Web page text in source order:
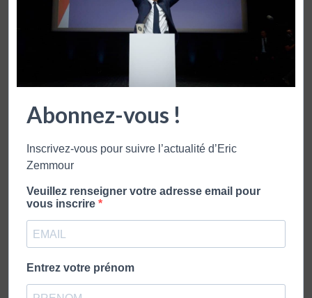
ç’est pas un cave, il décidera ,quand sa pouliche , a 5 contre
RÉPONDRE
19 février 2022 - 18 h 19 min
Chiotti, cause toujours….
CAMERON
20 février 2022 - 22 h 27 min
Abonnez-vous !
Inscrivez-vous pour suivre l’actualité d’Eric
Zemmour
Veuillez renseigner votre adresse email pour
vous inscrire
Entrez votre prénom